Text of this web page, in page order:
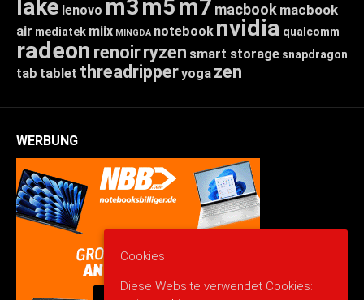
lake lenovo m3m5m7 macbook macbook
air mediatek miix MINGDA notebook nvidia qualcomm
radeon renoirryzen smart storage snapdragon
tab tablet threadripperyoga zen
WERBUNG
Cookies
Diese Website verwendet Cookies: